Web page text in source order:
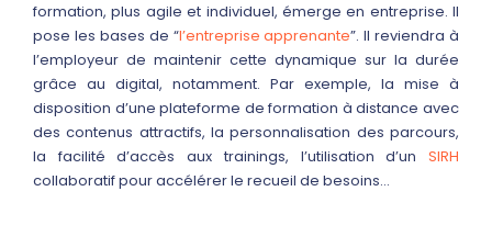
formation, plus agile et individuel, émerge en entreprise. Il
pose les bases de “l’entreprise apprenante”. Il reviendra à
l’employeur de maintenir cette dynamique sur la durée
grâce au digital, notamment. Par exemple, la mise à
disposition d’une plateforme de formation à distance avec
des contenus attractifs, la personnalisation des parcours,
la facilité d’accès aux trainings, l’utilisation d’un SIRH
collaboratif pour accélérer le recueil de besoins…